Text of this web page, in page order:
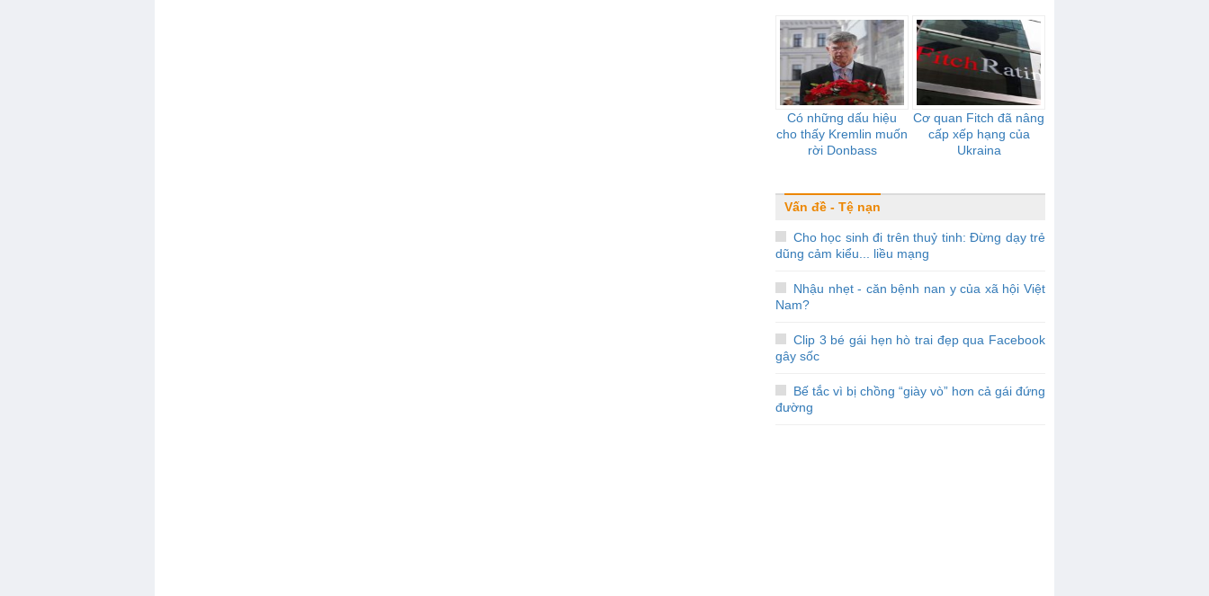
Có những dấu hiệu
cho thấy Kremlin muốn
rời Donbass
Cơ quan Fitch đã nâng
cấp xếp hạng của
Ukraina
Vấn đề - Tệ nạn
Cho học sinh đi trên thuỷ tinh: Đừng dạy trẻ
dũng cảm kiểu... liều mạng
Nhậu nhẹt - căn bệnh nan y của xã hội Việt
Nam?
Clip 3 bé gái hẹn hò trai đẹp qua Facebook
gây sốc
Bế tắc vì bị chồng “giày vò” hơn cả gái đứng
đường